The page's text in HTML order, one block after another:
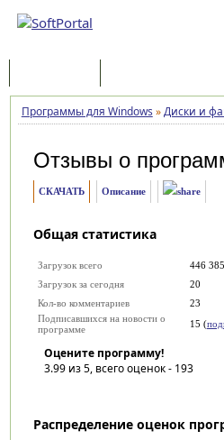
Программы для Windows »Диски и
Отзывы о
СКАЧАТЬ Описание
Общая статистика
Загрузок всего
446 385
Загрузок за сегодня
20
Кол-во комментариев
23
Подписавшихся на новости о
программе
15 (
Оцените программу!
3.99из 5, всего оценок - 193
Распределение оценок